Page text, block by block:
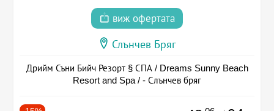
виж офертата
Слънчев Бряг
Дрийм Съни Бийч Резорт § СПА / Dreams Sunny Beach
Resort and Spa / - Слънчев бряг